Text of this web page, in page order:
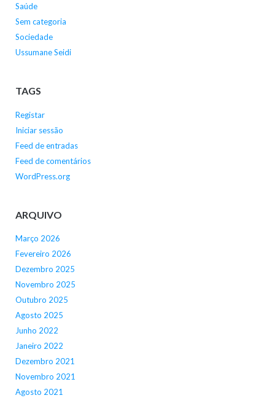
Saúde
Sem categoria
Sociedade
Ussumane Seidi
TAGS
Registar
Iniciar sessão
Feed de entradas
Feed de comentários
WordPress.org
ARQUIVO
Março 2026
Fevereiro 2026
Dezembro 2025
Novembro 2025
Outubro 2025
Agosto 2025
Junho 2022
Janeiro 2022
Dezembro 2021
Novembro 2021
Agosto 2021